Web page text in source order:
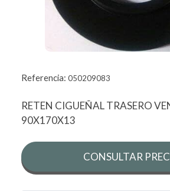
Referencia: 050209083
RETEN CIGUEÑAL TRASERO
90X170X13
CONSULTAR